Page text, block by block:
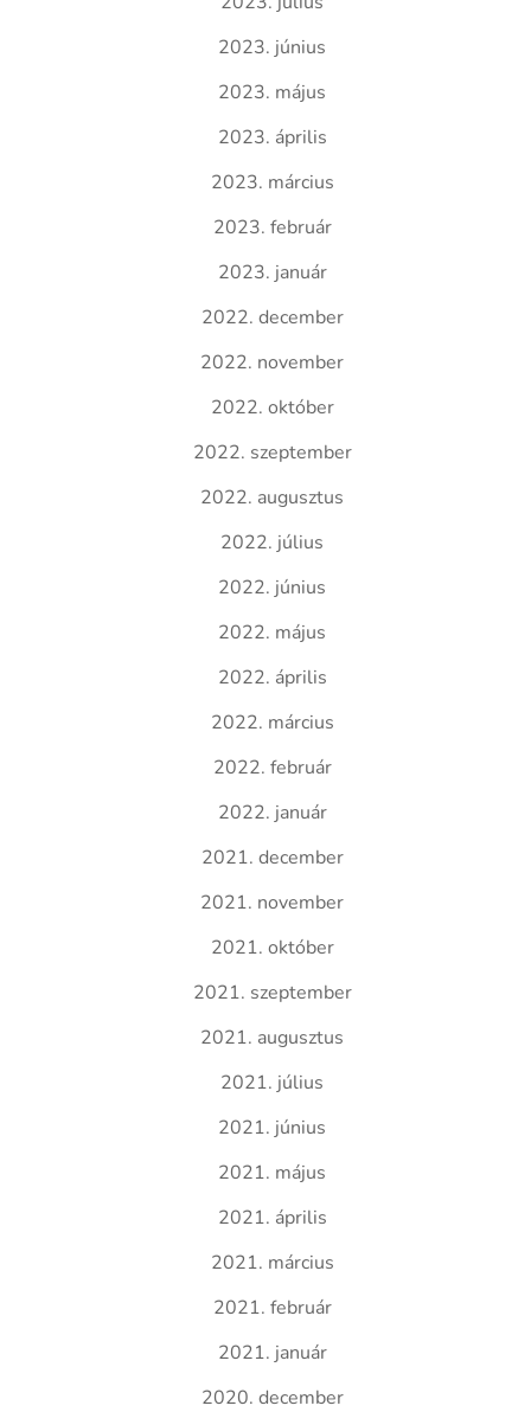
2023. június
2023. május
2023. április
2023. március
2023. február
2023. január
2022. december
2022. november
2022. október
2022. szeptember
2022. augusztus
2022. július
2022. június
2022. május
2022. április
2022. március
2022. február
2022. január
2021. december
2021. november
2021. október
2021. szeptember
2021. augusztus
2021. július
2021. június
2021. május
2021. április
2021. március
2021. február
2021. január
2020. december